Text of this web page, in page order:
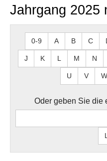
Jahrgang 2025
0-9 A B C
J K L M N
U V W
Oder geben Sie die